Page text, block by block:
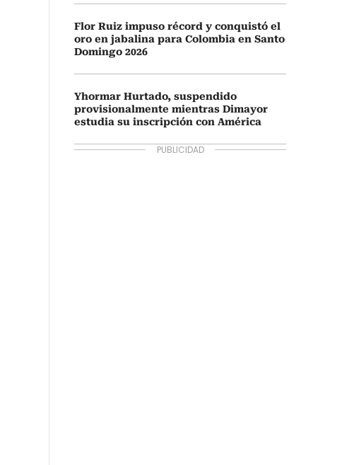
Flor Ruiz impuso récord y conquistó el
oro en jabalina para Colombia en Santo
Domingo 2026
Yhormar Hurtado, suspendido
provisionalmente mientras Dimayor
estudia su inscripción con América